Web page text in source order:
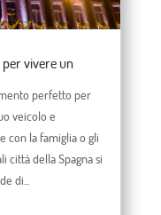
vivere un
perfetto per
veicolo e
con la famiglia o gli
città della Spagna si
di...